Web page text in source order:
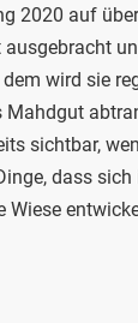
2020 auf
wird sie
Mahdgut
sichtbar,
dass
Wiese